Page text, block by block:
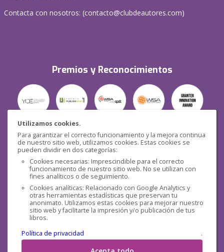
Utilizamos cookies.
Para garantizar el correcto funcionamiento y la mejora continua
de nuestro sitio web, utilizamos cookies. Estas cookies se
pueden dividir en dos categorías:
Cookies necesarias: Imprescindible para el correcto
funcionamiento de nuestro sitio web. No se utilizan con
fines analíticos o de seguimiento.
Cookies analíticas: Relacionado con Google Analytics y
otras herramientas estadísticas que preservan tu
anonimato. Utilizamos estas cookies para mejorar nuestro
sitio web y facilitarte la impresión y/o publicación de tus
libros.
Política de privacidad
.
Contacta con nosotros: (contacto@clubdeautores.com)
Premios y Reconocimientos
Seguridad
Redes sociales